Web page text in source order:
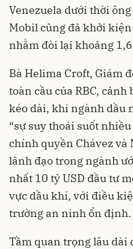
Venezuela dưới thời
Mobil cũng đã khởi
nhằm đòi lại khoảng
Bà Helima Croft, Giám
toàn cầu của RBC,
kéo dài, khi ngành dầu
“sự suy thoái suốt
chính quyền Chávez và
lãnh đạo trong ngành
nhất 10 tỷ USD đầu tư
vực dầu khí, với điều
trường an ninh ổn định.
Tầm quan trọng lâu dài